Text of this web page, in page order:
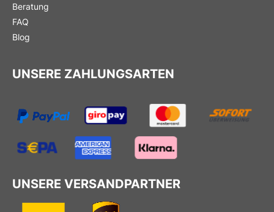
Beratung
FAQ
Blog
UNSERE ZAHLUNGSARTEN
UNSERE VERSANDPARTNER